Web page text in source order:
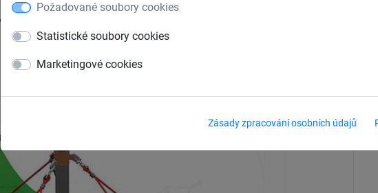
Požadované soubory cookies
Statistické soubory cookies
Marketingové cookies
Zásady zpracování osobních údajů
sítí